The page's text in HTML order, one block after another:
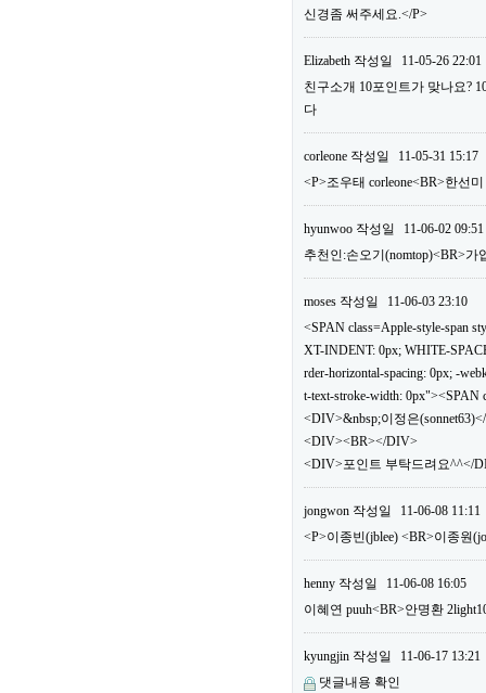
신경좀 써주세요.</P>
Elizabeth 작성일
11-05-26 22:01
친구소개 10포인트가 맞나요?
다
corleone 작성일
11-05-31 15:17
<P>조우태 corleone<BR>한선
hyunwoo 작성일
11-06-02 09:51
추천인:손오기(nomtop)<BR>
moses 작성일
11-06-03 23:10
<SPAN class=Apple-style-span
XT-INDENT: 0px; WHITE-
rder-horizontal-spacing: 0px; -
t-text-stroke-width: 0px"><SPAN
<DIV>&nbsp;이정은
<DIV><BR></DIV>
<DIV>포인트 부탁드려요^^</
jongwon 작성일
11-06-08 11:11
<P>이종빈(jblee) <BR>이종원
henny 작성일
11-06-08 16:05
이혜연 puuh<BR>안명환
kyungjin 작성일
11-06-17 13:21
댓글내용 확인